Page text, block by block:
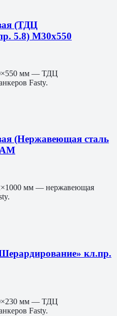
(ТДЦ
5.8) M30х550
мм — ТДЦ
Fasty.
(Нержавеющая сталь
мм — нержавеющая
кл.пр.
мм — ТДЦ
Fasty.